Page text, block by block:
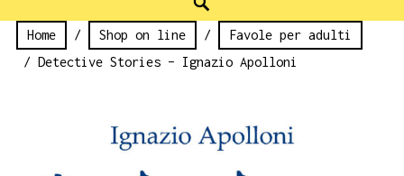
Home / Shop on line /
Favole per adulti
/ Detective Stories – Ignazio Apolloni